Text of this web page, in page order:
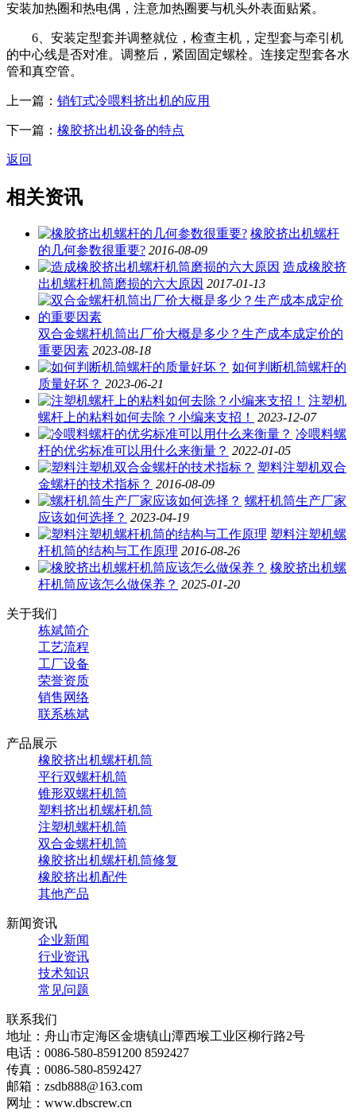
安装加热圈和热电偶，注意加热圈要与机头外表面贴紧。
6、安装定型套并调整就位，检查主机，定型套与牵引机
的中心线是否对准。调整后，紧固固定螺栓。连接定型套各水
管和真空管。
上一篇： 销钉式冷喂料挤出机的应用
下一篇： 橡胶挤出机设备的特点
返回
相关资讯
橡胶挤出机螺杆
的几何参数很重要? 2016-08-09
造成橡胶挤
出机螺杆机筒磨损的六大原因 2017-01-13
双合金螺杆机筒出厂价大概是多少？生产成本成定价的
重要因素 2023-08-18
如何判断机筒螺杆的
质量好坏？ 2023-06-21
注塑机
螺杆上的粘料如何去除？小编来支招！
2023-12-07
冷喂料螺
杆的优劣标准可以用什么来衡量？ 2022-01-05
塑料注塑机双合
金螺杆的技术指标？ 2016-08-09
螺杆机筒生产厂家
应该如何选择？ 2023-04-19
塑料注塑机螺
杆机筒的结构与工作原理 2016-08-26
橡胶挤出机螺
杆机筒应该怎么做保养？ 2025-01-20
关于我们
栋斌简介
工艺流程
工厂设备
荣誉资质
销售网络
联系栋斌
产品展示
橡胶挤出机螺杆机筒
平行双螺杆机筒
锥形双螺杆机筒
塑料挤出机螺杆机筒
注塑机螺杆机筒
双合金螺杆机筒
橡胶挤出机螺杆机筒修复
橡胶挤出机配件
其他产品
新闻资讯
企业新闻
行业资讯
技术知识
常见问题
联系我们
地址：舟山市定海区金塘镇山潭西堠工业区柳行路2号
电话：0086-580-8591200 8592427
传真：0086-580-8592427
邮箱：zsdb888@163.com
网址：www.dbscrew.cn